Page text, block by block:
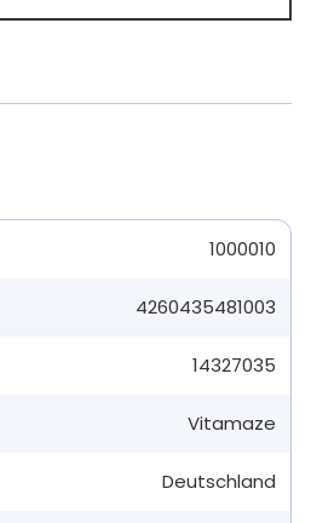
1000010
4260435481003
14327035
Vitamaze
Deutschland